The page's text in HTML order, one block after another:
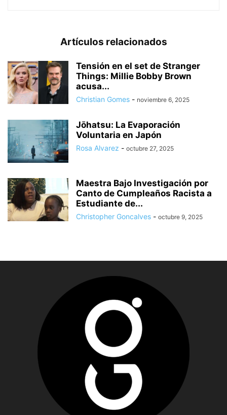
Artículos relacionados
Tensión en el set de Stranger
Things: Millie Bobby Brown
acusa...
Christian Gomes - noviembre 6, 2025
Jōhatsu: La Evaporación
Voluntaria en Japón
Rosa Alvarez - octubre 27, 2025
Maestra Bajo Investigación por
Canto de Cumpleaños Racista a
Estudiante de...
Christopher Goncalves - octubre 9, 2025